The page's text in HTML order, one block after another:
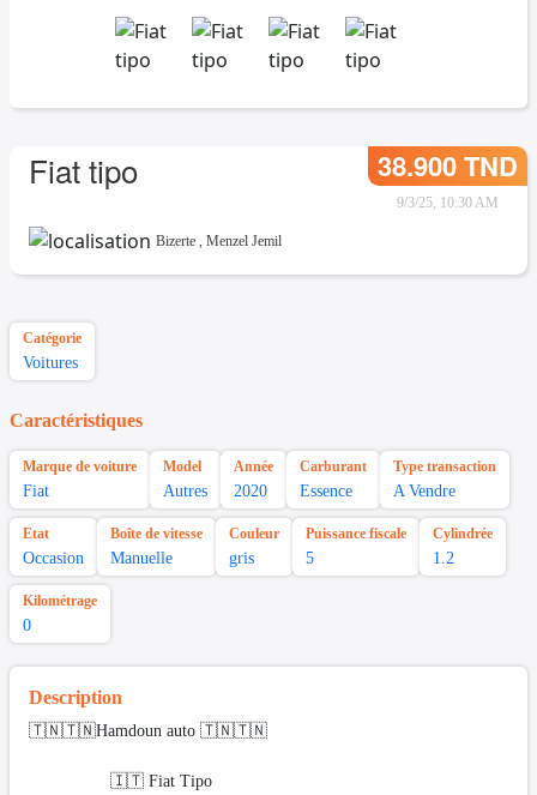
Fiat tipo 38.900 TND
9/3/25, 10:30 AM
Bizerte , Menzel Jemil
Catégorie
Voitures
Caractéristiques
Marque de voiture
Fiat
Model
Autres
Année
2020
Carburant
Essence
Type transaction
A Vendre
Etat
Occasion
Boîte de vitesse
Manuelle
Couleur
gris
Puissance fiscale
5
Cylindrée
1.2
Kilométrage
0
Description
🇹🇳🇹🇳Hamdoun auto 🇹🇳🇹🇳
🇮🇹 Fiat Tipo